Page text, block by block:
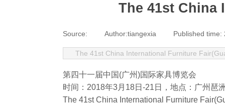
The 41st China
Source: Author:tiangexia Published time:
The 41st China International Furniture
第四十一届中国(广州)国际家具博览会
时间：2018年3月18日-21日，地点：广州琶
The 41st China International Furniture